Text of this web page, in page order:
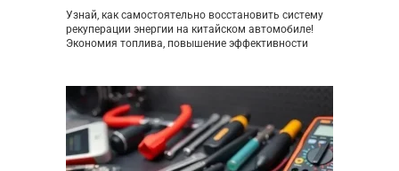
Узнай, как самостоятельно восстановить систему
рекуперации энергии на китайском автомобиле!
Экономия топлива, повышение эффективности